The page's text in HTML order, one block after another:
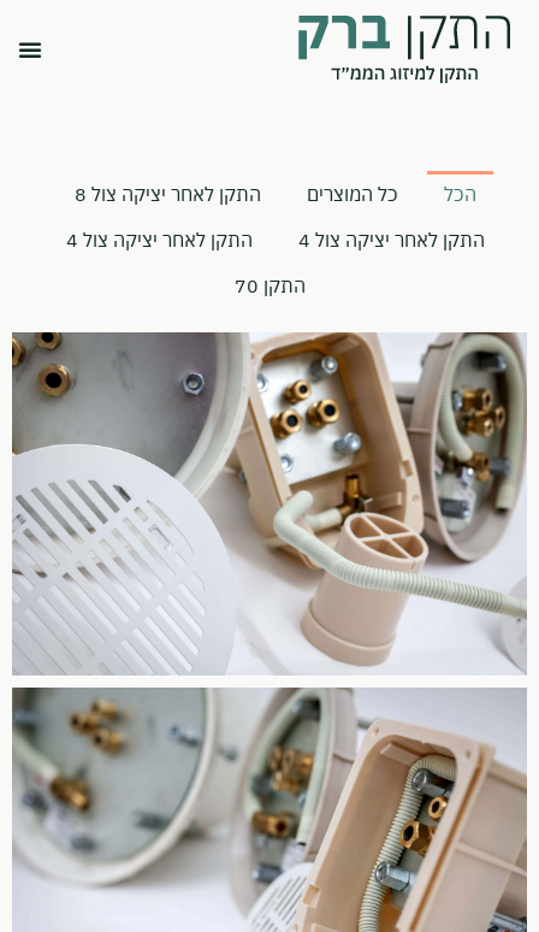
הכל כל המוצרים
התקן לאחר יציקה צול 8
התקן לאחר יציקה צול 4
התקן לאחר יציקה צול 4
התקן 70